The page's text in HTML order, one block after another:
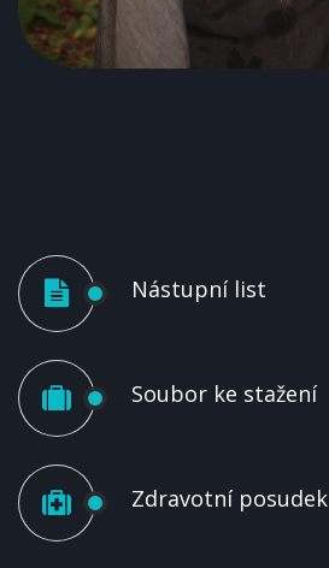
Nástupní list
Soubor ke stažení
Zdravotní posudek